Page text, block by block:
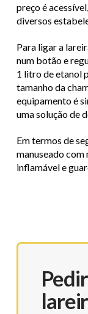
preço é
diversos
Para ligar a
num botão e
1 litro de etanol
tamanho da
equipamento é
uma solução de
Em termos de
manuseado
inflamável e